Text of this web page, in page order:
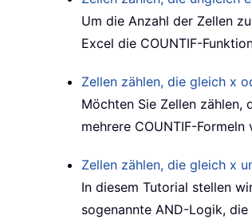
Um die Anzahl der Zellen
Excel die COUNTIF-
Zellen zählen, die gleich x
Möchten Sie Zellen zählen,
mehrere COUNTIF-Formeln
Zellen zählen, die gleich x
In diesem Tutorial stellen
sogenannte AND-Logik, die